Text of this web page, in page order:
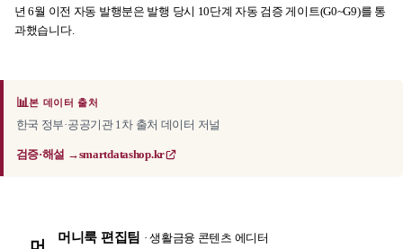
년 6월 이전 자동 발행분은 발행 당시 10단계 자동 검증 게이트(G0~G9)를 통
과했습니다.
📊본 데이터 출처
한국 정부·공공기관 1차 출처 데이터 저널
검증·해설 →smartdatashop.kr
머니룩 편집팀 · 생활금융 콘텐츠 에디터